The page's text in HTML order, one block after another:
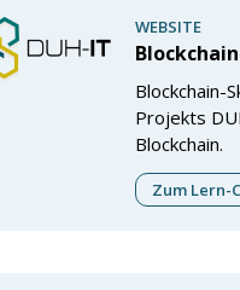
WEBSITE
Blockchain-
Projekts
Blockchain.
Zum Lern-